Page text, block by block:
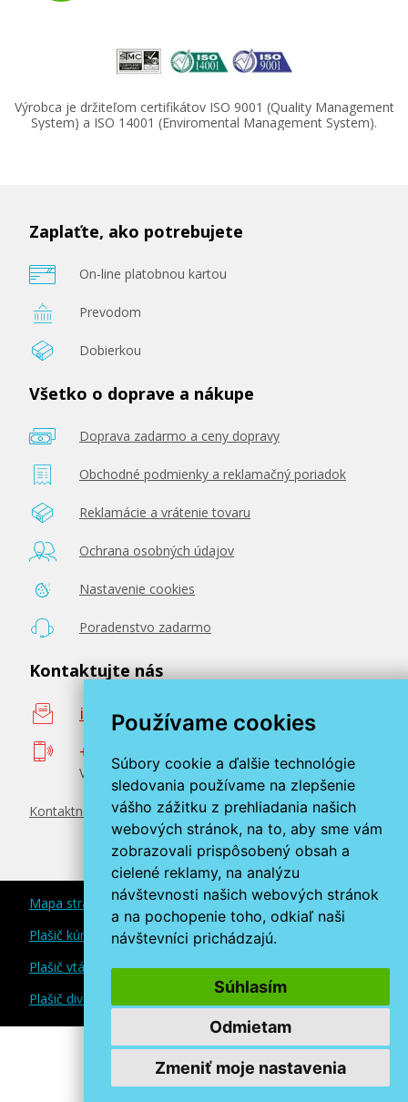
Používame cookies
Súbory cookie a ďalšie technológie
sledovania používame na zlepšenie
vášho zážitku z prehliadania našich
webových stránok, na to, aby sme vám
zobrazovali prispôsobený obsah a
cielené reklamy, na analýzu
návštevnosti našich webových stránok
a na pochopenie toho, odkiaľ naši
návštevníci prichádzajú.
Súhlasím
Odmietam
Zmeniť moje nastavenia
Výrobca je držiteľom certifikátov ISO 9001 (Quality Management
System) a ISO 14001 (Enviromental Management System).
Zaplaťte, ako potrebujete
On-line platobnou kartou
Prevodom
Dobierkou
Všetko o doprave a nákupe
Doprava zadarmo a ceny dopravy
Obchodné podmienky a reklamačný poriadok
Reklamácie a vrátenie tovaru
Ochrana osobných údajov
Nastavenie cookies
Poradenstvo zadarmo
Kontaktujte nás
info@miroluk.sk
+420 377 222 313
Volajte v pracovné dni od 8. do 17. hod.
Kontaktné údaje
Mapa stránok
Plašič kún a myší
Plašič vtákov
Plašič divokej zveri